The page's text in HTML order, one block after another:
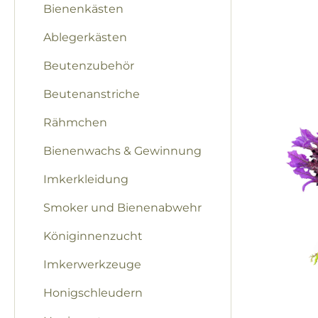
Bienenkästen
Ablegerkästen
Beutenzubehör
Beutenanstriche
Rähmchen
Bienenwachs & Gewinnung
Imkerkleidung
Smoker und Bienenabwehr
Königinnenzucht
Imkerwerkzeuge
Honigschleudern